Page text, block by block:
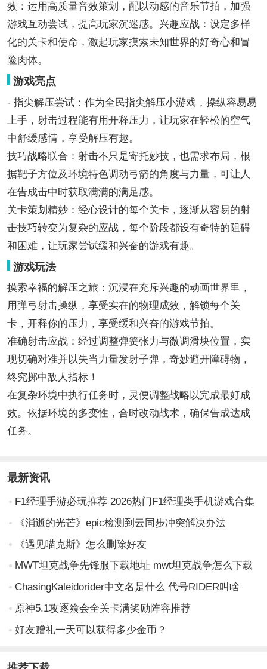
效：运用高质量音效策划，配以动感的音乐节拍，加强
游戏互动尝试，提高玩家沉迷感。兴趣应战：设定多样
化的关卡和使命，激起玩家摸索未知世界的好奇心和冒
险肉体。
游戏亮点
- 指尖解压尝试：作为全民指尖解压小游戏，操纵容易易
上手，射击过程能有用开释压力，让玩家在轻松的空气
中舒缓感情，享受解压有趣。
技巧战略联合：射击不只是寄托妙技，也需求布局，根
据靶子方位及环境特色调动弓箭的角度与力量，可让人
在告成击中时获取满满的满足感。
关卡策划精妙：经心设计的每个关卡，逐渐从容易的射
击技巧转变为复杂的应战，每个阶段都设有奇特的阻碍
和困难，让玩家尝试缓和兴奋的游戏有趣。
游戏玩法
摸索幸福的解压之旅：沉浸在充斥兴趣的动画世界里，
用弹弓射击操纵，享受实在的物理成效，解锁每个关
卡，开释你的压力，享受缓和兴奋的游戏节拍。
准确射击应战：经过调整弹簧张力与微调滑块位置，实
现切确对准并以失当力量发射子弹，奇妙避开障碍物，
终究掷中敌人指标！
在复杂环境中执行任务时，灵便调整战略以完成最好成
效。依据环境的多变性，合时改动战术，确保告成达成
任务。
最新资讯
F1经理手游必玩推荐 2026热门F1经理类手机游戏合集
《消逝的光芒》epic检测到云同步冲突解决办法
《遇见喵克斯》怎么删除好友
MWT坦克战争先锋服下载地址 mwt坦克战争怎么下载
ChasingKaleidorider中文名是什么 代号RIDER叫啥
原神5.1攻逐飨会全关卡满奖励阵容推荐
好友赠礼一天可以获得多少金币？